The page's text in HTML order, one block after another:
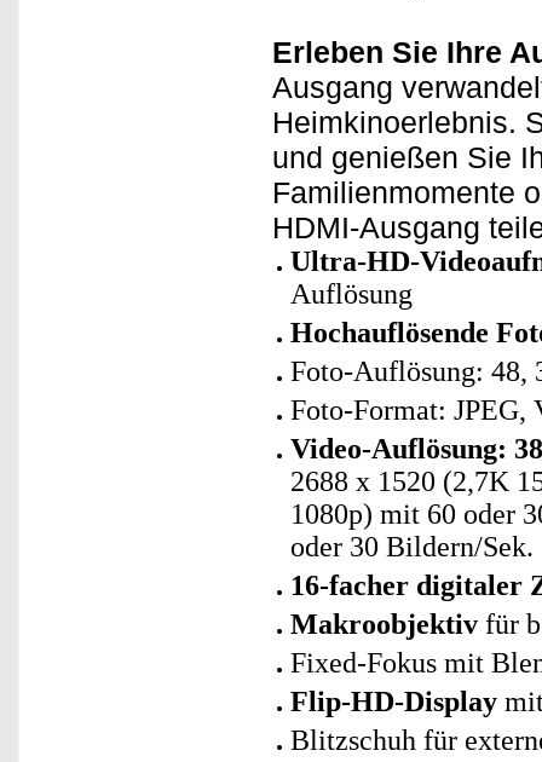
Erleben Sie Ihre
Ausgang
Heimkinoerlebnis.
und genießen Sie
Familienmomente
HDMI-Ausgang
Ultra-HD-
Auflösung
Hochauflösende
Foto-Auflösung: 48,
Foto-Format: JPEG,
Video-Auflösung:
2688 x 1520 (2,7K
1080p) mit 60 oder
oder 30 Bildern/Sek.
16-facher digitaler
Makroobjektiv für
Fixed-Fokus mit
Flip-HD-Display
Blitzschuh für